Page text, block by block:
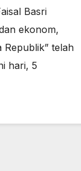
Basri
ekonom,
Republik” telah
hari, 5